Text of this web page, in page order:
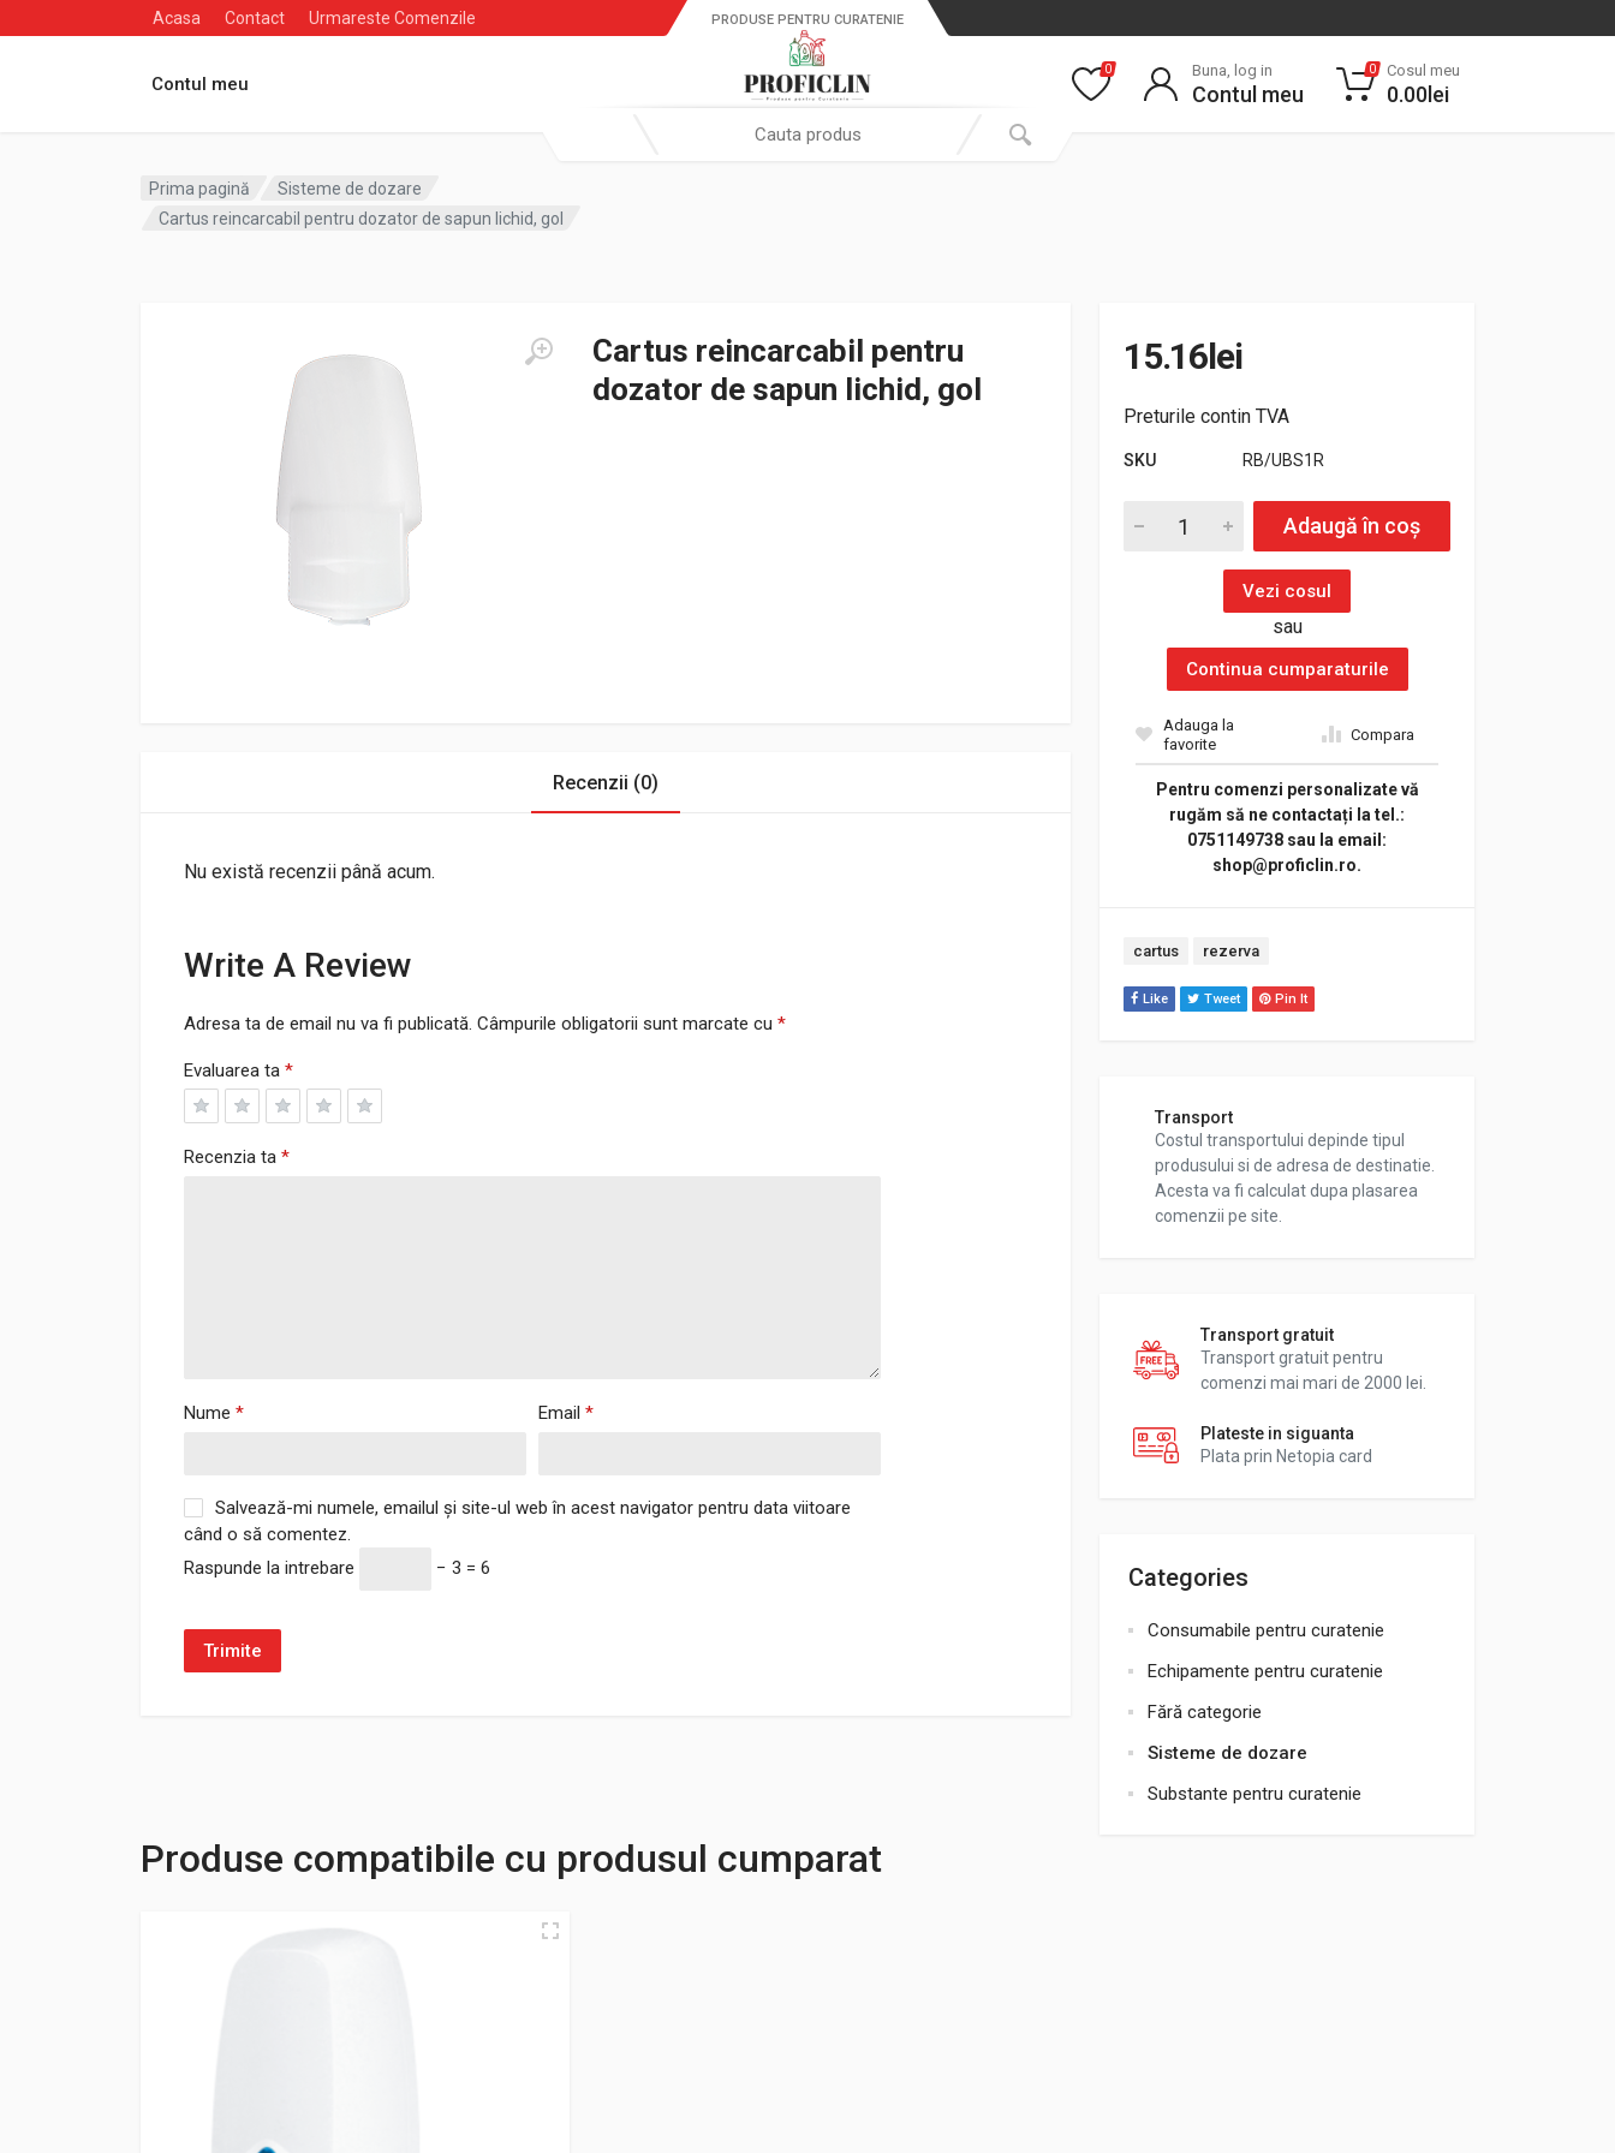
Acasa Contact Urmareste Comenzile
Contul meu
PRODUSE PENTRU CURATENIE
0 Buna, log in
Contul meu
0 Cosul meu
0.00 lei
Prima pagină
Sisteme de dozare
Cartus reincarcabil pentru dozator de sapun lichid, gol
Cartus reincarcabil pentru
dozator de sapun lichid, gol
15.16lei
Preturile contin TVA
SKU RB/UBS1R
Cartus reincarcabil pentru dozator de sapun lichid, gol quantity
Adaugă în coș
Vezi cosul
sau
Continua cumparaturile
Adauga la
favorite
Compara
Pentru comenzi personalizate vă
rugăm să ne contactați la tel.:
0751149738 sau la email:
shop@proficlin.ro.
Tags:
cartus rezerva
Like Tweet Pin It
Transport
Costul transportului depinde tipul
produsului si de adresa de destinatie.
Acesta va fi calculat dupa plasarea
comenzii pe site.
Transport gratuit
Transport gratuit pentru
comenzi mai mari de 2000 lei.
Plateste in siguanta
Plata prin Netopia card
Categories
Consumabile pentru curatenie
Echipamente pentru curatenie
Fără categorie
Sisteme de dozare
Substante pentru curatenie
Recenzii (0)
Nu există recenzii până acum.
Write A Review
Adresa ta de email nu va fi publicată. Câmpurile obligatorii sunt marcate cu *
Evaluarea ta *
Recenzia ta *
Nume * Email *
Salvează-mi numele, emailul și site-ul web în acest navigator pentru data viitoare
când o să comentez.
Raspunde la intrebare
− 3 = 6
Produse compatibile cu produsul cumparat